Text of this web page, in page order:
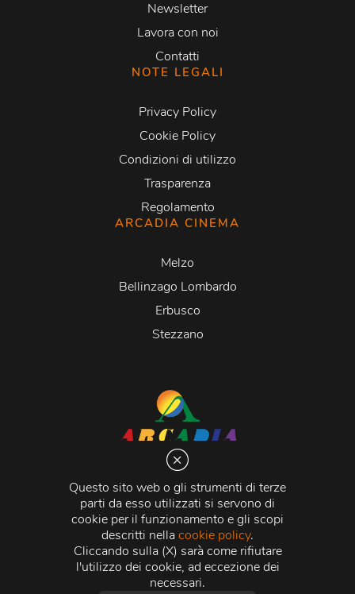
Questo sito web o gli strumenti di terze
parti da esso utilizzati si servono di
cookie per il funzionamento e gli scopi
descritti nellacookie policy.
Cliccando sulla (X) sarà come rifiutare
l'utilizzo dei cookie, ad eccezione dei
necessari.
Newsletter
Lavora con noi
Contatti
NOTE LEGALI
Privacy Policy
Cookie Policy
Condizioni di utilizzo
Trasparenza
Regolamento
ARCADIA CINEMA
Melzo
Bellinzago Lombardo
Erbusco
Stezzano
Via Martiri della Libertà 20066 Melzo (MI)
C.C.I.A.A. - R.E.A di Milano n. 1427910
Registro delle Imprese di Milano n. 338392 -
Fiscale e Partita Iva11015840157 | Capitale Sociale
500.000,00 i.v.
Credits:Crea Informatica S.r.l. 2026 © Tutti i diritti
riservati.